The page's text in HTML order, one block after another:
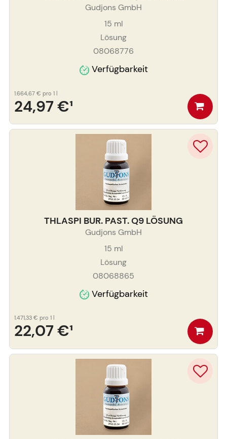
Gudjons GmbH
15 ml
Lösung
08068776
Verfügbarkeit
24,97 €¹
1.664,67 € pro 1 l
THLASPI BUR. PAST. Q9 LÖSUNG
Gudjons GmbH
15 ml
Lösung
08068865
Verfügbarkeit
22,07 €¹
1.471,33 € pro 1 l